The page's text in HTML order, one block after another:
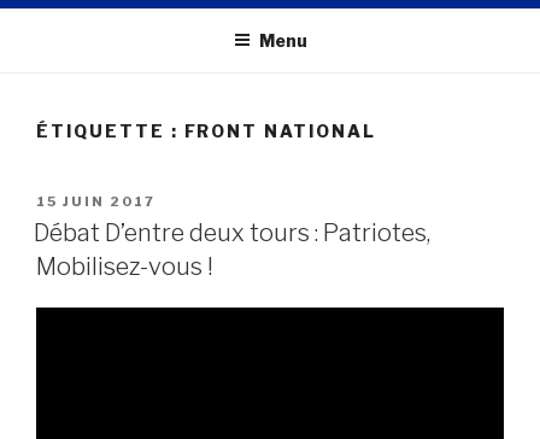
Menu
ÉTIQUETTE : FRONT NATIONAL
PUBLIÉ
LE
15 JUIN 2017
Débat D’entre deux tours : Patriotes,
Mobilisez-vous !